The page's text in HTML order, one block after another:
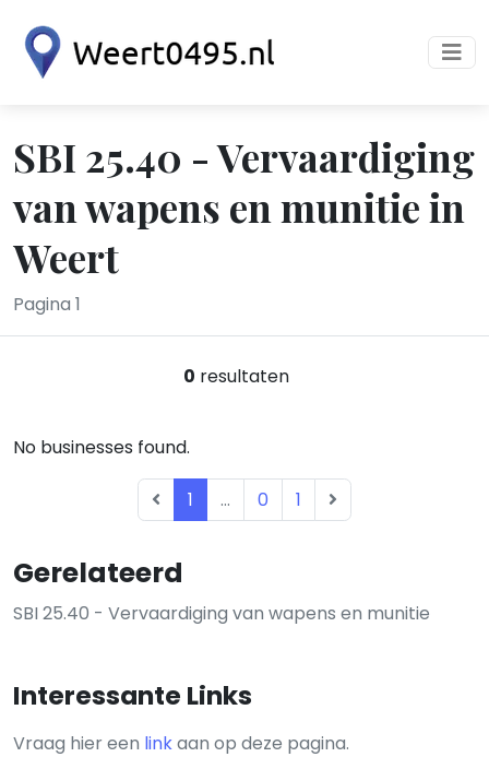
SBI 25.40 - Vervaardiging
van wapens en munitie in
Weert
Pagina 1
Gerelateerd
SBI 25.40 - Vervaardiging van wapens en munitie
Interessante Links
Vraag hier een linkaan op deze pagina.
0 resultaten
No businesses found.
1 ... 0 1